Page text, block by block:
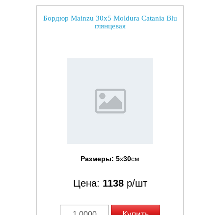
Бордюр Mainzu 30x5 Moldura Catania Blu
глянцевая
Размеры: 5x30см
Цена: 1138р/шт